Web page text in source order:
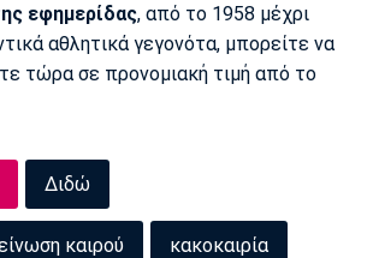
εφημερίδας, από το 1958 μέχρι
αθλητικά γεγονότα, μπορείτε να
τώρα σε προνομιακή τιμή από το
Διδώ
καιρού κακοκαιρία